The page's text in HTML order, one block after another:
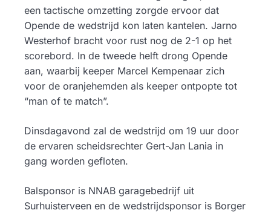
een tactische omzetting zorgde ervoor dat
Opende de wedstrijd kon laten kantelen. Jarno
Westerhof bracht voor rust nog de 2-1 op het
scorebord. In de tweede helft drong Opende
aan, waarbij keeper Marcel Kempenaar zich
voor de oranjehemden als keeper ontpopte tot
“man of te match”.
Dinsdagavond zal de wedstrijd om 19 uur door
de ervaren scheidsrechter Gert-Jan Lania in
gang worden gefloten.
Balsponsor is NNAB garagebedrijf uit
Surhuisterveen en de wedstrijdsponsor is Borger